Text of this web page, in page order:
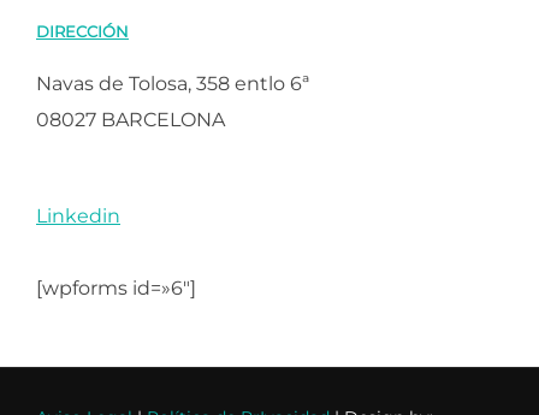
DIRECCIÓN
Navas de Tolosa, 358 entlo 6ª
08027 BARCELONA
Linkedin
[wpforms id=»6″]